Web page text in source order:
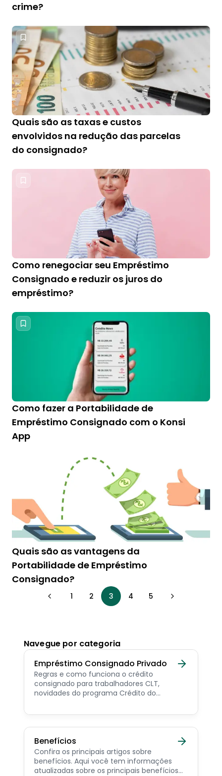
crime?
Quais são as taxas e custos
envolvidos na redução das parcelas
do consignado?
Como renegociar seu Empréstimo
Consignado e reduzir os juros do
empréstimo?
Como fazer a Portabilidade de
Empréstimo Consignado com o Konsi
App
Quais são as vantagens da
Portabilidade de Empréstimo
Consignado?
1 2 3 4 5
Navegue por categoria
Empréstimo Consignado Privado
Regras e como funciona o crédito
consignado para trabalhadores CLT,
novidades do programa Crédito do
consignado privado.
Benefícios
Confira os principais artigos sobre
benefícios. Aqui você tem informações
atualizadas sobre os principais benefícios